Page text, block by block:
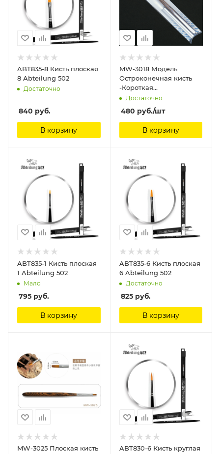
ABT835-8 Кисть плоская
8 Abteilung 502
Достаточно
840 руб.
В корзину
MW-3018 Модель
Остроконечная кисть
-Короткая
(Волокно+соболиный
волос, шест из
сандалового дерева)
ManWah
Достаточно
480 руб./шт
В корзину
ABT835-1 Кисть плоская
1 Abteilung 502
Мало
795 руб.
В корзину
ABT835-6 Кисть плоская
6 Abteilung 502
Достаточно
825руб.
В корзину
MW-3025 Плоская кисть
ABT830-6 Кисть круглая